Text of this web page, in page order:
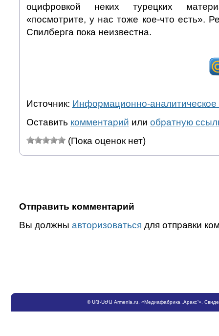
оцифровкой неких турецких
«посмотрите, у нас тоже кое-что есть».
Спилберга пока неизвестна.
Источник: Информационно-аналитическое
Оставить комментарий или обратную
(Пока оценок нет)
Отправить комментарий
Вы должны авторизоваться для отправки
©ՍԹ-ՍԺԱ Armenia.ru , «Медиафабрика „Аракс“».